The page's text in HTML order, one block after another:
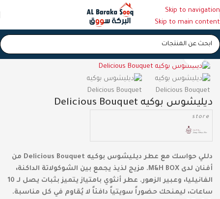
Skip to navigation
Skip to main content
الرئيسية/عطور/عطور نسائية
Click to enlarge
ديليشوس بوكيه Delicious Bouquet
store
دللي حواسك مع عطر ديليشوس بوكيه Delicious Bouquet من
أفنان لدى M&H BOX. مزيج لذيذ يجمع بين الشوكولاتة الداكنة،
الفانيليا، وعبير الزهور. عطر أنثوي بامتياز يتميز بثبات يصل لـ 10
ساعات، ليمنحك حضوراً سويتياً دافئاً لا يُقاوم في كل مناسبة.